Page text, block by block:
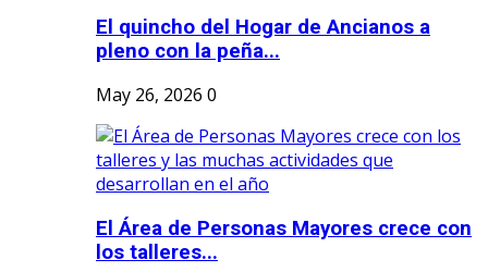
El quincho del Hogar de Ancianos a
pleno con la peña...
May 26, 2026 0
El Área de Personas Mayores crece con
los talleres...